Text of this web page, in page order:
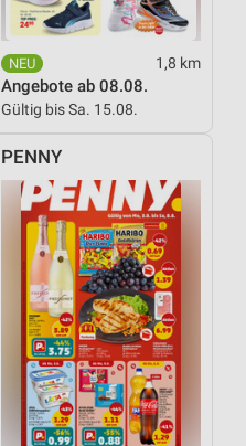
1,8 km
Angebote ab 08.08.
Gültig bis Sa. 15.08.
PENNY